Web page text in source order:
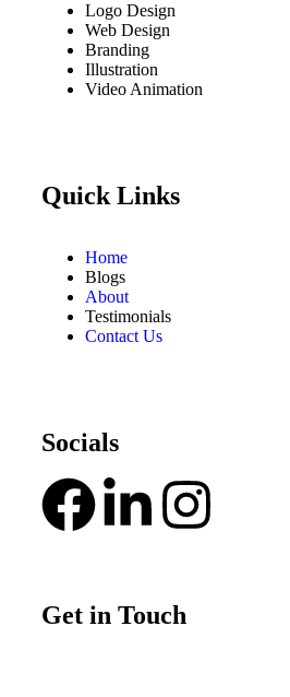
Logo Design
Web Design
Branding
Illustration
Video Animation
Quick Links
Home
Blogs
About
Testimonials
Contact Us
Socials
Get in Touch